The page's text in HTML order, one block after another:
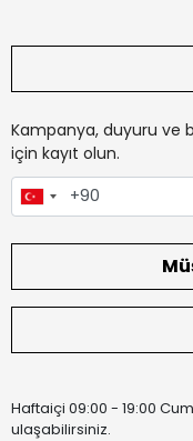
sunar. Bu da
etkin yönetme avantajı
değerleri, akım
türlü güneş enerji
Bataryalarınızı
enerjisinden maksimum
kategorimizdeki
Kampanya, duyuru ve
için kayıt olun.
Haftaiçi 09:00 - 19:00
ulaşabilirsiniz.